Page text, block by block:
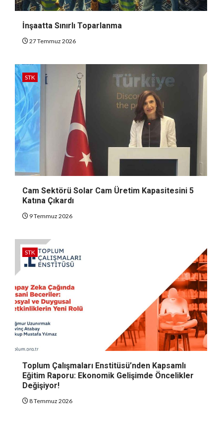
İnşaatta Sınırlı Toparlanma
27 Temmuz 2026
STK
Cam Sektörü Solar Cam Üretim Kapasitesini 5
Katına Çıkardı
9 Temmuz 2026
STK
Toplum Çalışmaları Enstitüsü’nden Kapsamlı
Eğitim Raporu: Ekonomik Gelişimde Öncelikler
Değişiyor!
8 Temmuz 2026